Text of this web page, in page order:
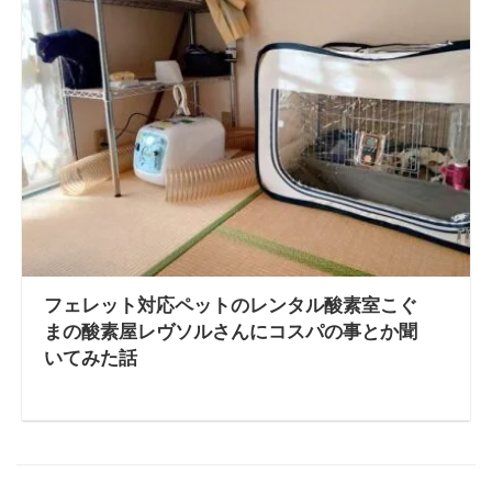
フェレット対応ペットのレンタル酸素室こぐ
まの酸素屋レヴソルさんにコスパの事とか聞
いてみた話